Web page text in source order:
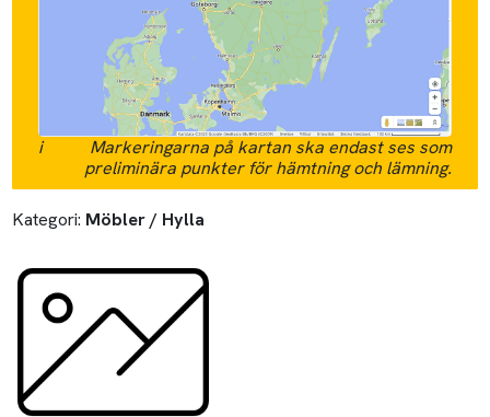
i
Markeringarna på kartan ska endast ses som
preliminära punkter för hämtning och lämning.
Kategori: Möbler / Hylla